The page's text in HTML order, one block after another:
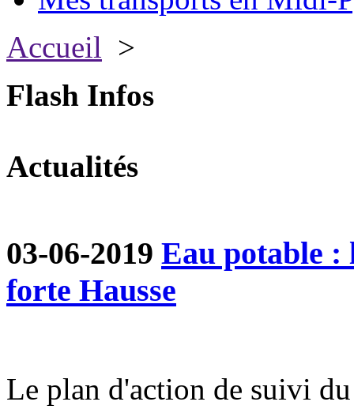
Accueil >
Flash Infos
Actualités
03-06-2019 Eau potable :
forte Hausse
Le plan d'action de suivi